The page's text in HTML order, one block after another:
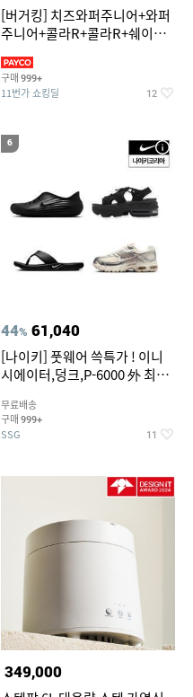
[버거킹] 치즈와퍼주니어+와퍼
주니어+콜라R+콜라R+쉐이킹
구매 999+
11번가 쇼킹딜 12
6
44% 61,040
[나이키] 풋웨어 쓱특가 ! 이니
시에이터,덩크,P-6000 外 최대
무료배송
구매 999+
SSG 11
349,000